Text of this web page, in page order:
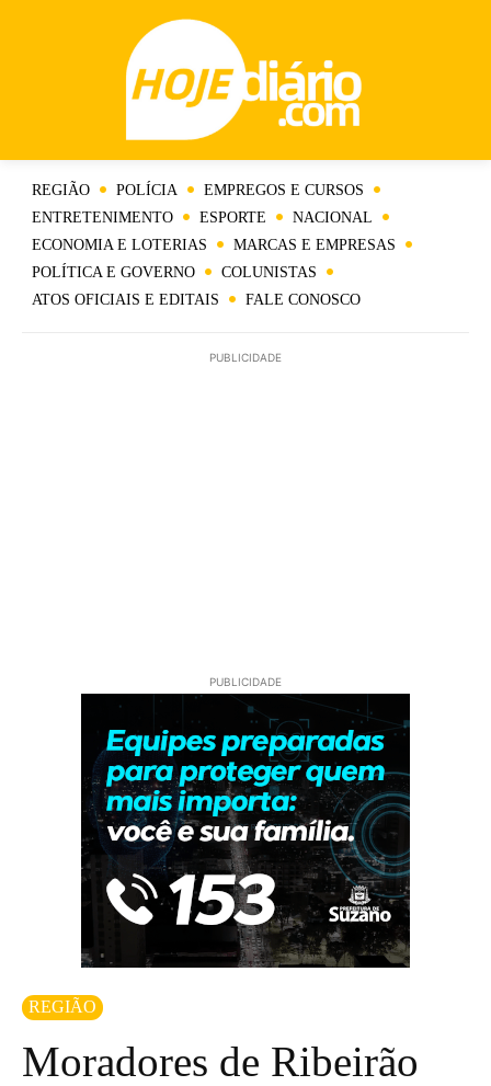
REGIÃO POLÍCIA
EMPREGOS E CURSOS
ENTRETENIMENTO
ESPORTE
NACIONAL
ECONOMIA E LOTERIAS
MARCAS E EMPRESAS
POLÍTICA E GOVERNO
COLUNISTAS
ATOS OFICIAIS E EDITAIS
FALE CONOSCO
PUBLICIDADE
PUBLICIDADE
REGIÃO
Moradores de Ribeirão